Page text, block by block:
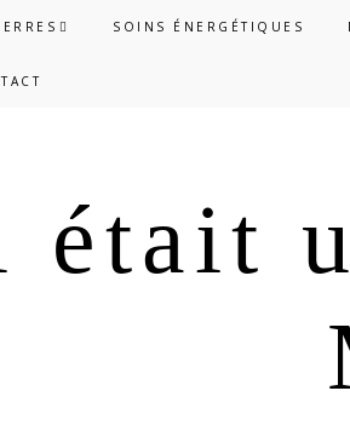
SOINS ÉNERGÉTIQUES
était